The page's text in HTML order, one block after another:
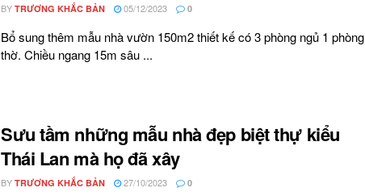
BY TRƯƠNG KHẮC BẢN 05/12/2023 0
Bổ sung thêm mẫu nhà vườn 150m2 thiết kế có 3 phòng ngủ 1 phòng
thờ. Chiều ngang 15m sâu ...
Sưu tầm những mẫu nhà đẹp biệt thự kiểu
Thái Lan mà họ đã xây
BY TRƯƠNG KHẮC BẢN 27/10/2023 0